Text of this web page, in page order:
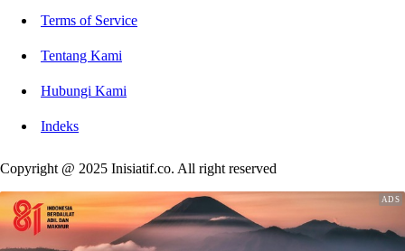
Terms of Service
Tentang Kami
Hubungi Kami
Indeks
Copyright @ 2025 Inisiatif.co. All right reserved